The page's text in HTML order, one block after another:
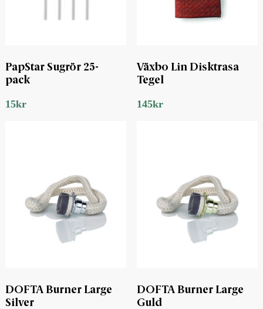
PapStar Sugrör 25-
pack
15kr
Växbo Lin Disktrasa
Tegel
145kr
DOFTA Burner Large
Silver
DOFTA Burner Large
Guld